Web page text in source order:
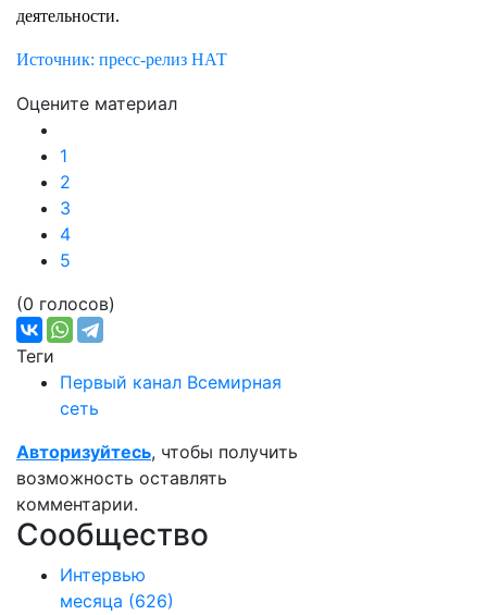
деятельности.
Источник: пресс-релиз НАТ
Оцените материал
1
2
3
4
5
(0 голосов)
Теги
Первый канал Всемирная
сеть
Авторизуйтесь, чтобы получить
возможность оставлять
комментарии.
Сообщество
Интервью
месяца (626)